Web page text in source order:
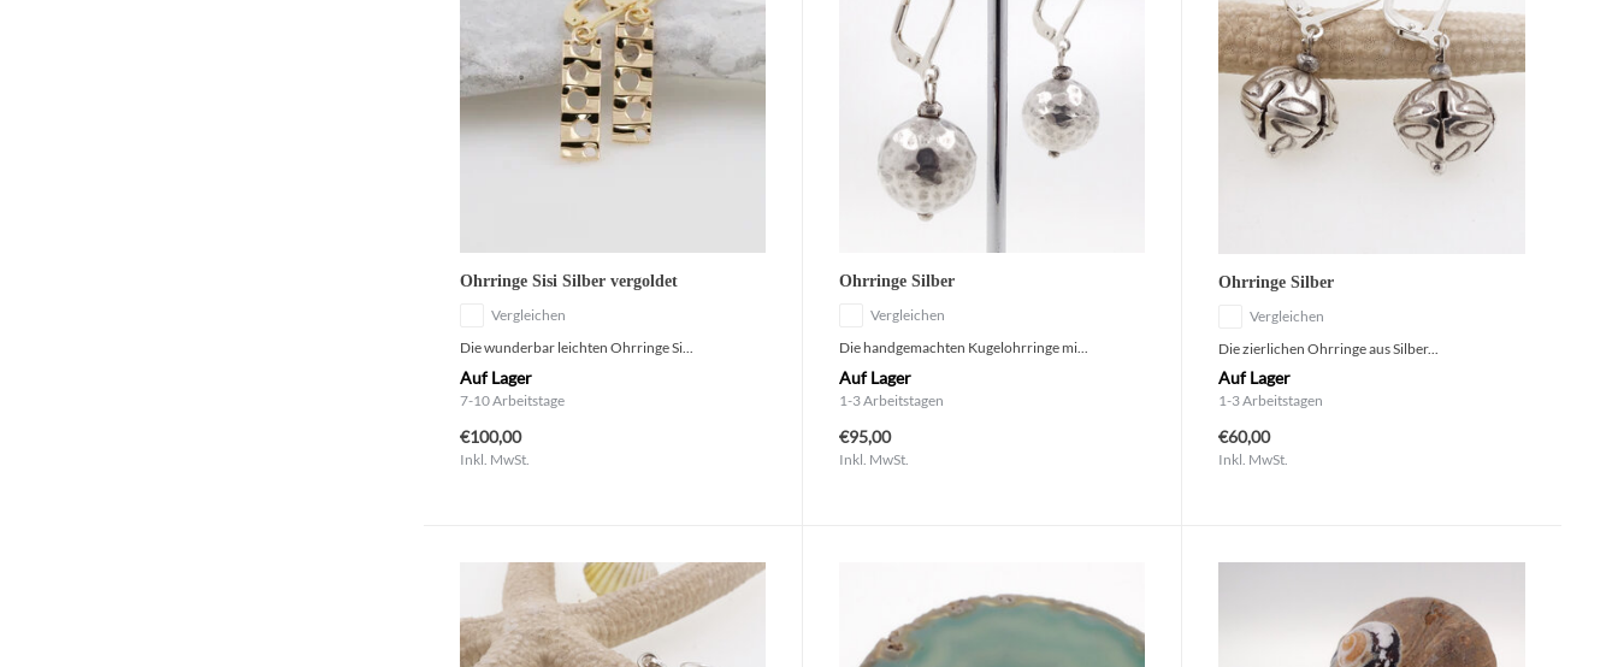
Ohrringe Sisi Silber vergoldet
Vergleichen
Die wunderbar leichten Ohrringe Si...
Auf Lager
7-10 Arbeitstage
€100,00
Inkl. MwSt.
Ohrringe Silber
Vergleichen
Die handgemachten Kugelohrringe mi...
Auf Lager
1-3 Arbeitstagen
€95,00
Inkl. MwSt.
Ohrringe Silber
Vergleichen
Die zierlichen Ohrringe aus Silber...
Auf Lager
1-3 Arbeitstagen
€60,00
Inkl. MwSt.